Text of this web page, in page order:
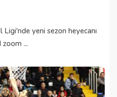
yeni sezon heyecanı
...